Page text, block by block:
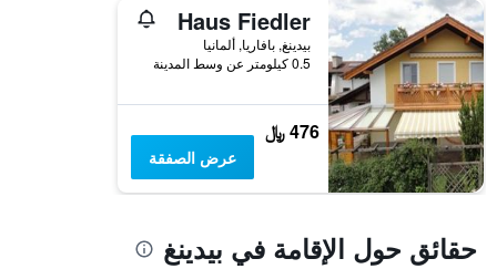
Haus Fiedler
بيدينغ, بافاريا, ألمانيا
0.5 كيلومتر عن وسط المدينة
476 ﷼
عرض الصفقة
حقائق حول الإقامة في بيدينغ